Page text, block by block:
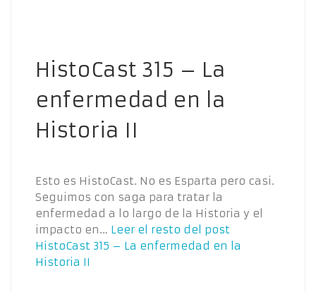
HistoCast 315 – La
enfermedad en la
Historia II
Esto es HistoCast. No es Esparta pero casi.
Seguimos con saga para tratar la
enfermedad a lo largo de la Historia y el
impacto en… Leer el resto del post
HistoCast 315 – La enfermedad en la
Historia II